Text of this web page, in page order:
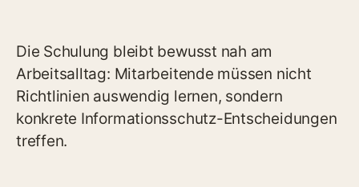
Die Schulung bleibt bewusst nah am
Arbeitsalltag: Mitarbeitende müssen nicht
Richtlinien auswendig lernen, sondern
konkrete Informationsschutz-Entscheidungen
treffen.